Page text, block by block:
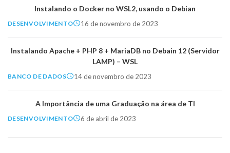
Instalando o Docker no WSL2, usando o Debian
DESENVOLVIMENTO 16 de novembro de 2023
Instalando Apache + PHP 8 + MariaDB no Debain 12 (Servidor
LAMP) – WSL
BANCO DE DADOS 14 de novembro de 2023
A Importância de uma Graduação na área de TI
DESENVOLVIMENTO 6 de abril de 2023